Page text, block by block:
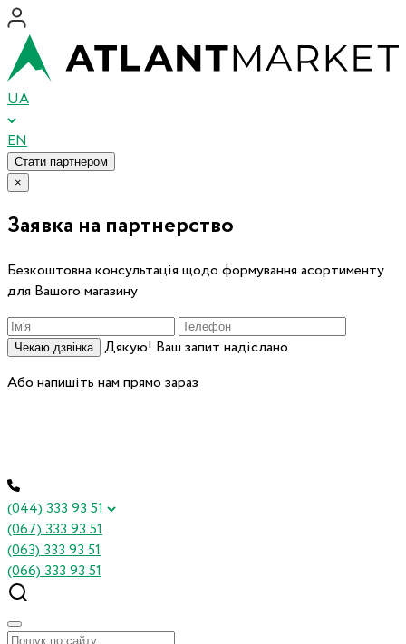
UA
EN
Стати партнером
×
Заявка на партнерство
Безкоштовна консультація щодо формування асортименту
для Вашого магазину
Чекаю дзвінка
Дякую! Ваш запит надіслано.
Або напишіть нам прямо зараз
(044) 333 93 51
(067) 333 93 51
(063) 333 93 51
(066) 333 93 51